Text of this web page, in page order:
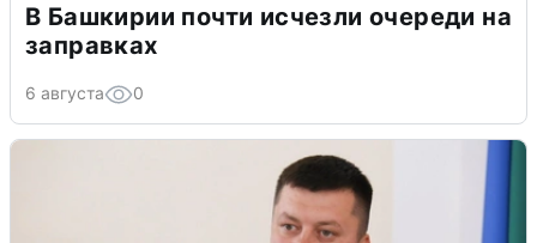
В Башкирии почти исчезли очереди на
заправках
6 августа 0